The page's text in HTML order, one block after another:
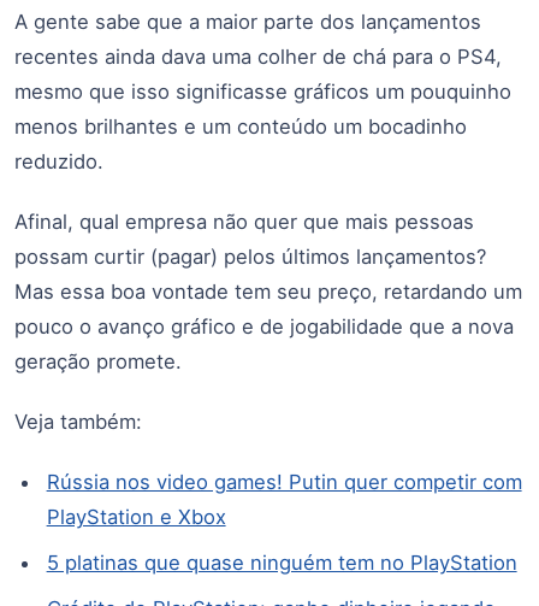
A gente sabe que a maior parte dos lançamentos
recentes ainda dava uma colher de chá para o PS4,
mesmo que isso significasse gráficos um pouquinho
menos brilhantes e um conteúdo um bocadinho
reduzido.
Afinal, qual empresa não quer que mais pessoas
possam curtir (pagar) pelos últimos lançamentos?
Mas essa boa vontade tem seu preço, retardando um
pouco o avanço gráfico e de jogabilidade que a nova
geração promete.
Veja também:
Rússia nos video games! Putin quer competir com
PlayStation e Xbox
5 platinas que quase ninguém tem no PlayStation